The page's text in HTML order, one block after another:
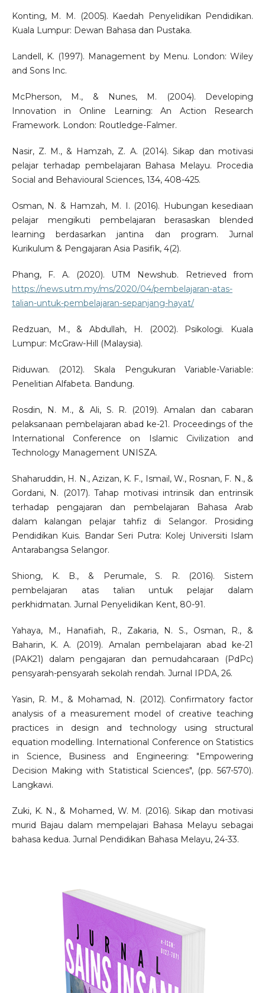
Konting, M. M. (2005). Kaedah Penyelidikan Pendidikan.
Kuala Lumpur: Dewan Bahasa dan Pustaka.
Landell, K. (1997). Management by Menu. London: Wiley
and Sons Inc.
McPherson, M., & Nunes, M. (2004). Developing
Innovation in Online Learning: An Action Research
Framework. London: Routledge-Falmer.
Nasir, Z. M., & Hamzah, Z. A. (2014). Sikap dan motivasi
pelajar terhadap pembelajaran Bahasa Melayu. Procedia
Social and Behavioural Sciences, 134, 408-425.
Osman, N. & Hamzah, M. I. (2016). Hubungan kesediaan
pelajar mengikuti pembelajaran berasaskan blended
learning berdasarkan jantina dan program. Jurnal
Kurikulum & Pengajaran Asia Pasifik, 4(2).
Phang, F. A. (2020). UTM Newshub. Retrieved from
https://news.utm.my/ms/2020/04/pembelajaran-atas-
talian-untuk-pembelajaran-sepanjang-hayat/
Redzuan, M., & Abdullah, H. (2002). Psikologi. Kuala
Lumpur: McGraw-Hill (Malaysia).
Riduwan. (2012). Skala Pengukuran Variable-Variable:
Penelitian Alfabeta. Bandung.
Rosdin, N. M., & Ali, S. R. (2019). Amalan dan cabaran
pelaksanaan pembelajaran abad ke-21. Proceedings of the
International Conference on Islamic Civilization and
Technology Management UNISZA.
Shaharuddin, H. N., Azizan, K. F., Ismail, W., Rosnan, F. N., &
Gordani, N. (2017). Tahap motivasi intrinsik dan entrinsik
terhadap pengajaran dan pembelajaran Bahasa Arab
dalam kalangan pelajar tahfiz di Selangor. Prosiding
Pendidikan Kuis. Bandar Seri Putra: Kolej Universiti Islam
Antarabangsa Selangor.
Shiong, K. B., & Perumale, S. R. (2016). Sistem
pembelajaran atas talian untuk pelajar dalam
perkhidmatan. Jurnal Penyelidikan Kent, 80-91.
Yahaya, M., Hanafiah, R., Zakaria, N. S., Osman, R., &
Baharin, K. A. (2019). Amalan pembelajaran abad ke-21
(PAK21) dalam pengajaran dan pemudahcaraan (PdPc)
pensyarah-pensyarah sekolah rendah. Jurnal IPDA, 26.
Yasin, R. M., & Mohamad, N. (2012). Confirmatory factor
analysis of a measurement model of creative teaching
practices in design and technology using structural
equation modelling. International Conference on Statistics
in Science, Business and Engineering: "Empowering
Decision Making with Statistical Sciences", (pp. 567-570).
Langkawi.
Zuki, K. N., & Mohamed, W. M. (2016). Sikap dan motivasi
murid Bajau dalam mempelajari Bahasa Melayu sebagai
bahasa kedua. Jurnal Pendidikan Bahasa Melayu, 24-33.